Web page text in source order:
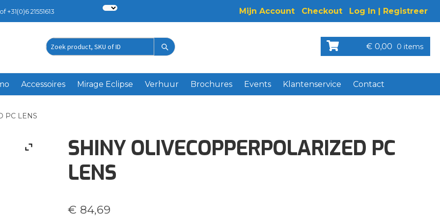
+31(0)6 21551613 Mijn Account Checkout Log In | Registreer
Zoek
€ 0,00 0 items
Accessoires Mirage Eclipse Verhuur Brochures Events Klantenservice Contact
PC LENS
SHINY OLIVECOPPERPOLARIZED PC
LENS
€ 84,69